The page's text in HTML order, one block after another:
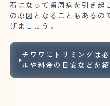
石になって歯周病を引き起
の原因となることもあるの
げましょう。
チワワにトリミングは
ルや料金の目安などを